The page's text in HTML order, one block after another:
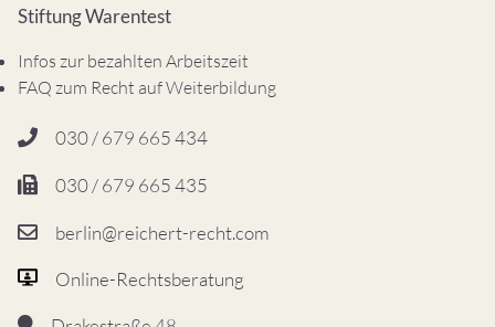
Stiftung Warentest
Infos zur bezahlten Arbeitszeit
FAQ zum Recht auf Weiterbildung
030 / 679 665 434
030 / 679 665 435
berlin@reichert-recht.com
Online-Rechtsberatung